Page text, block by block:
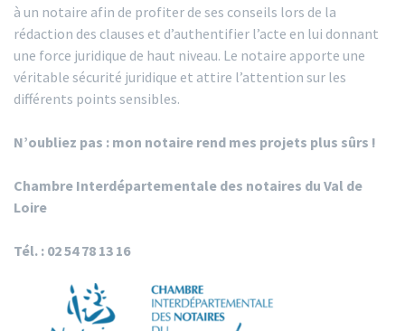
à un notaire afin de profiter de ses conseils lors de la
rédaction des clauses et d’authentifier l’acte en lui donnant
une force juridique de haut niveau. Le notaire apporte une
véritable sécurité juridique et attire l’attention sur les
différents points sensibles.
N’oubliez pas : mon notaire rend mes projets plus sûrs !
Chambre Interdépartementale des notaires du Val de
Loire
Tél. : 02 54 78 13 16